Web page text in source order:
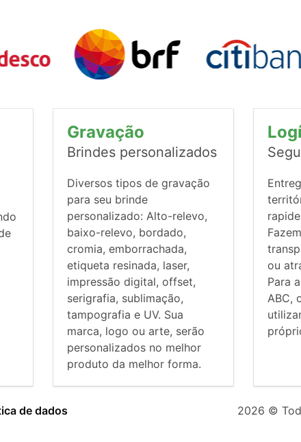
Gravação
Brindes personalizados
Diversos tipos de gravação
para seu brinde
personalizado: Alto-relevo,
baixo-relevo, bordado,
cromia, emborrachada,
etiqueta resinada, laser,
impressão digital, offset,
serigrafia, sublimação,
tampografia e UV. Sua
marca, logo ou arte, serão
personalizados no melhor
produto da melhor forma.
ou
Para
ABC,
de dados 2026 ©